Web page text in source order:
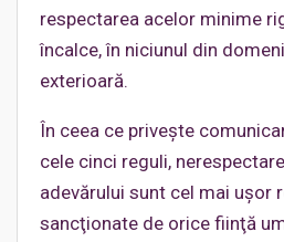
respectarea acelor minime
încalce, în niciunul din
exterioară.
În ceea ce priveşte
cele cinci reguli,
adevărului sunt cel mai uşor
sancţionate de orice fiinţă